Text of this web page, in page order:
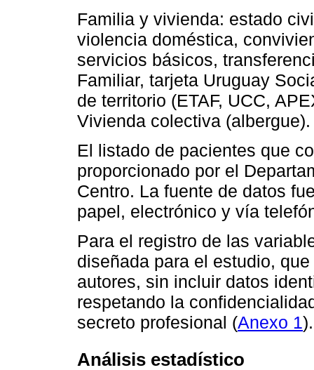
Familia y vivienda: estado
violencia doméstica,
servicios básicos,
Familiar, tarjeta Uruguay
de territorio (ETAF, UCC,
Vivienda colectiva (albergue).
El listado de pacientes que
proporcionado por el
Centro. La fuente de datos
papel, electrónico y vía
Para el registro de las
diseñada para el estudio,
autores, sin incluir datos
respetando la
secreto profesional (Anexo 1).
Análisis estadístico